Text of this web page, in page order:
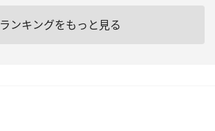
ランキングをもっと見る